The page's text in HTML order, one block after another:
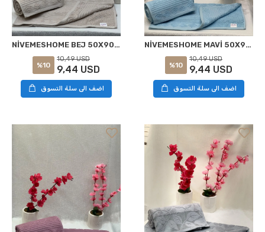
NİVEMESHOME BEJ 50X90 HASGÜL YÜZ HAVLUSU
%10
10,49 USD
9,44 USD
اضف الى سلة التسوق
NİVEMESHOME MAVİ 50X90 HASGÜL YÜZ HAVLUSU
%10
10,49 USD
9,44 USD
اضف الى سلة التسوق